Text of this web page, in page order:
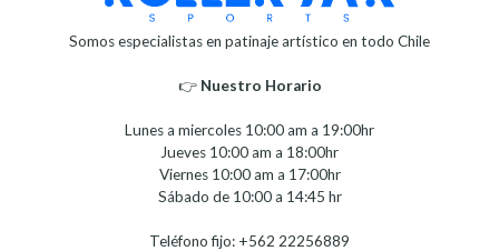
Somos especialistas en patinaje artístico en todo Chile
👉 Nuestro Horario⁣⁣
Lunes a miercoles 10:00 am a 19:00hr
Jueves 10:00 am a 18:00hr
Viernes 10:00 am a 17:00hr
Sábado de 10:00 a 14:45 hr
Teléfono fijo: +562 22256889